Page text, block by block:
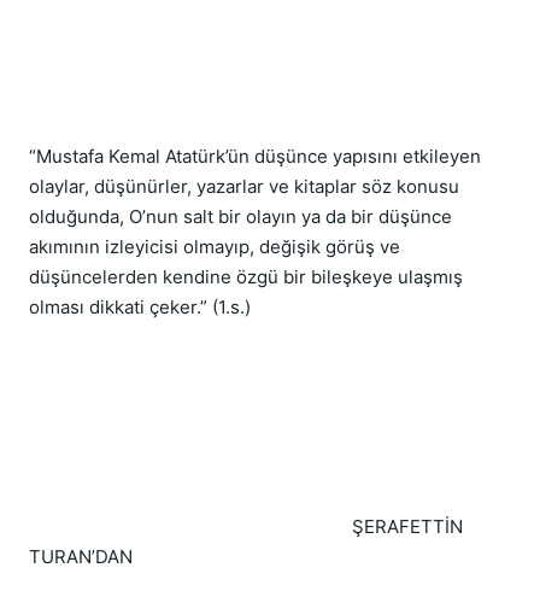
“Mustafa Kemal Atatürk’ün düşünce yapısını etkileyen
olaylar, düşünürler, yazarlar ve kitaplar söz konusu
olduğunda, O’nun salt bir olayın ya da bir düşünce
akımının izleyicisi olmayıp, değişik görüş ve
düşüncelerden kendine özgü bir bileşkeye ulaşmış
olması dikkati çeker.” (1.s.)
ŞERAFETTİN
TURAN’DAN